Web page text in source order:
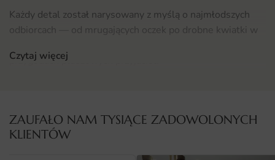
Każdy detal został narysowany z myślą o najmłodszych
odbiorcach — od mrugających oczek po drobne kwiatki w
przygodach pluszowych przyjaciół.
dziecięcym jako tło łóżeczka, ściana za biurkiem do
rysowania albo dekoracja kącika zabaw. Motyw rozpala
wyobraźnię i tworzy bezpieczną, przyjazną przestrzeń, w
Czytaj więcej
ZAUFAŁO NAM TYSIĄCE ZADOWOLONYCH
KLIENTÓW